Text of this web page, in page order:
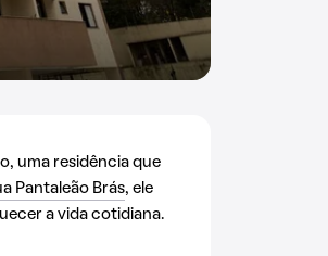
uma residência que
Pantaleão Brás, ele
a vida cotidiana.